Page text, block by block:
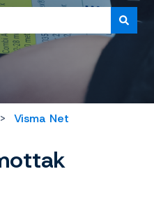
søkefeltet er tomt.
Visma Net